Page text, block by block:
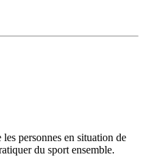
personnes en situation de
du sport ensemble.